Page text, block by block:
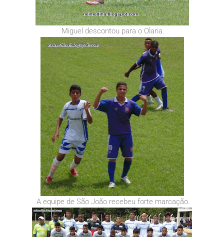
Miguel descontou para o Olaria.
A equipe de São João recebeu forte marcação.